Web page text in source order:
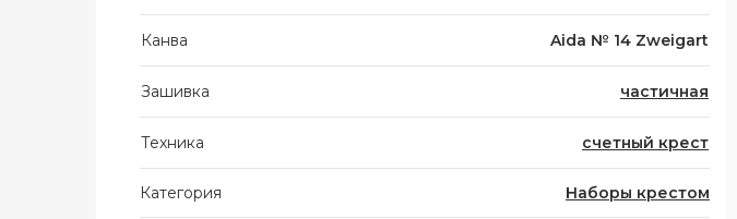
Канва Aida № 14 Zweigart
Зашивка частичная
Техника счетный крест
Категория Наборы крестом